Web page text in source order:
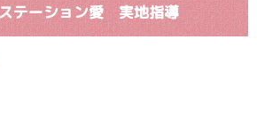
テーション愛 実地指導